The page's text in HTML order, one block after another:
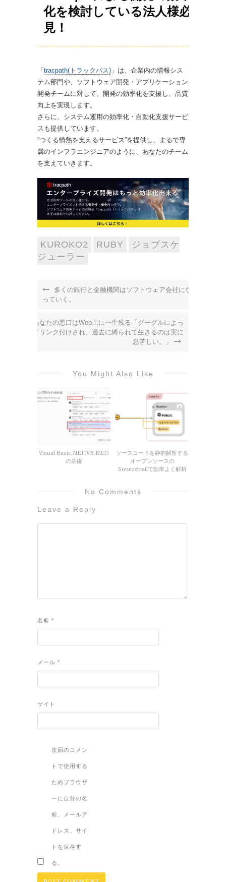
化を検討している法人様必
見！
「tracpath(トラックパス) 」は、企業内の情報シス
テム部門や、ソフトウェア開発・アプリケーション
開発チームに対して、開発の効率化を支援し、品質
向上を実現します。
さらに、システム運用の効率化・自動化支援サービ
スも提供しています。
”つくる情熱を支えるサービス”を提供し、まるで専
属のインフラエンジニアのように、あなたのチーム
を支えていきます。
KUROKO2 RUBY
ジョブスケ
ジューラー
多くの銀行と金融機関はソフトウェア会社にな
っていく。
あなたの悪口はWeb上に一生残る「グーグルによっ
てリンク付けされ、過去に縛られて生きるのは実に
息苦しい。」
You Might Also Like
Visual Basic.NET(VB.NET)
の基礎
ソースコードを静的解析する
オープンソースの
Sourcetrailで効率よく解析
No Comments
Leave a Reply
名前 *
メール *
サイト
次回のコメン
トで使用する
ためブラウザ
ーに自分の名
前、メールア
ドレス、サイ
トを保存す
る。